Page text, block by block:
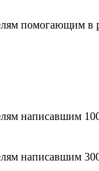
помогающим в
написавшим
написавшим